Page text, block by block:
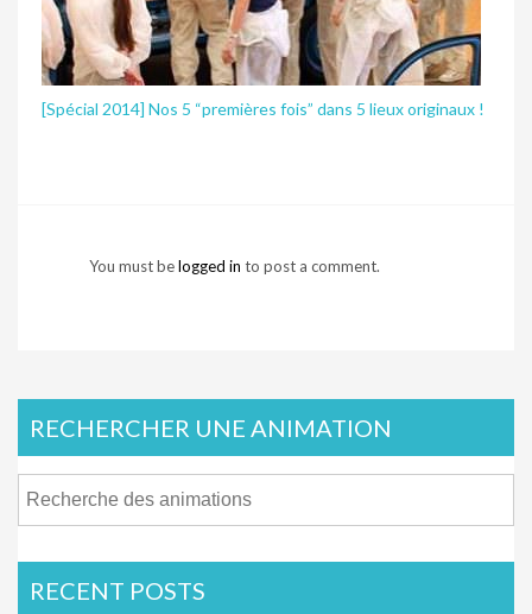
[Spécial 2014] Nos 5 “premières fois” dans 5 lieux originaux !
You must belogged in to post a comment.
RECHERCHER UNE ANIMATION
RECENT POSTS